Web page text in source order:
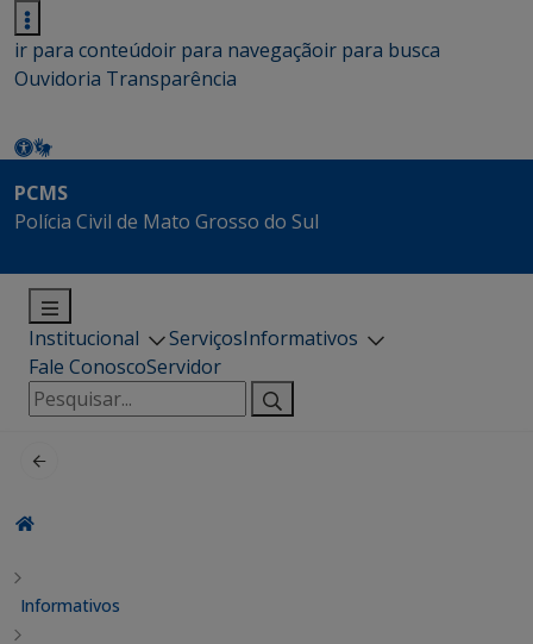
ir para conteúdoir para navegaçãoir para busca
Ouvidoria Transparência
PCMS
Polícia Civil de Mato Grosso do Sul
Institucional ServiçosInformativos
Fale ConoscoServidor
Pesquisar
por:
Informativos